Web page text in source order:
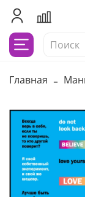
Главная